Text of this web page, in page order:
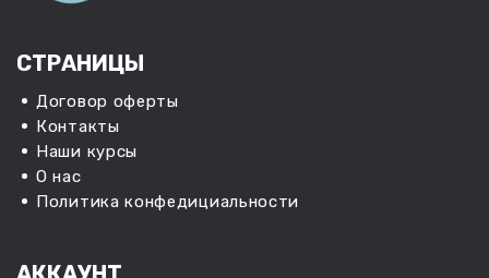
СТРАНИЦЫ
Договор оферты
Контакты
Наши курсы
О нас
Политика конфедициальности